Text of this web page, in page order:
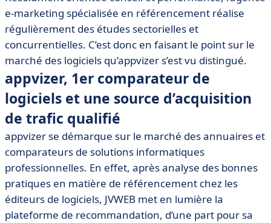
e-marketing spécialisée en référencement réalise
régulièrement des études sectorielles et
concurrentielles. C’est donc en faisant le point sur le
marché des logiciels qu’appvizer s’est vu distingué.
appvizer, 1er comparateur de
logiciels et une source d’acquisition
de trafic qualifié
appvizer se démarque sur le marché des annuaires et
comparateurs de solutions informatiques
professionnelles. En effet, après analyse des bonnes
pratiques en matière de référencement chez les
éditeurs de logiciels, JVWEB met en lumière la
plateforme de recommandation, d’une part pour sa